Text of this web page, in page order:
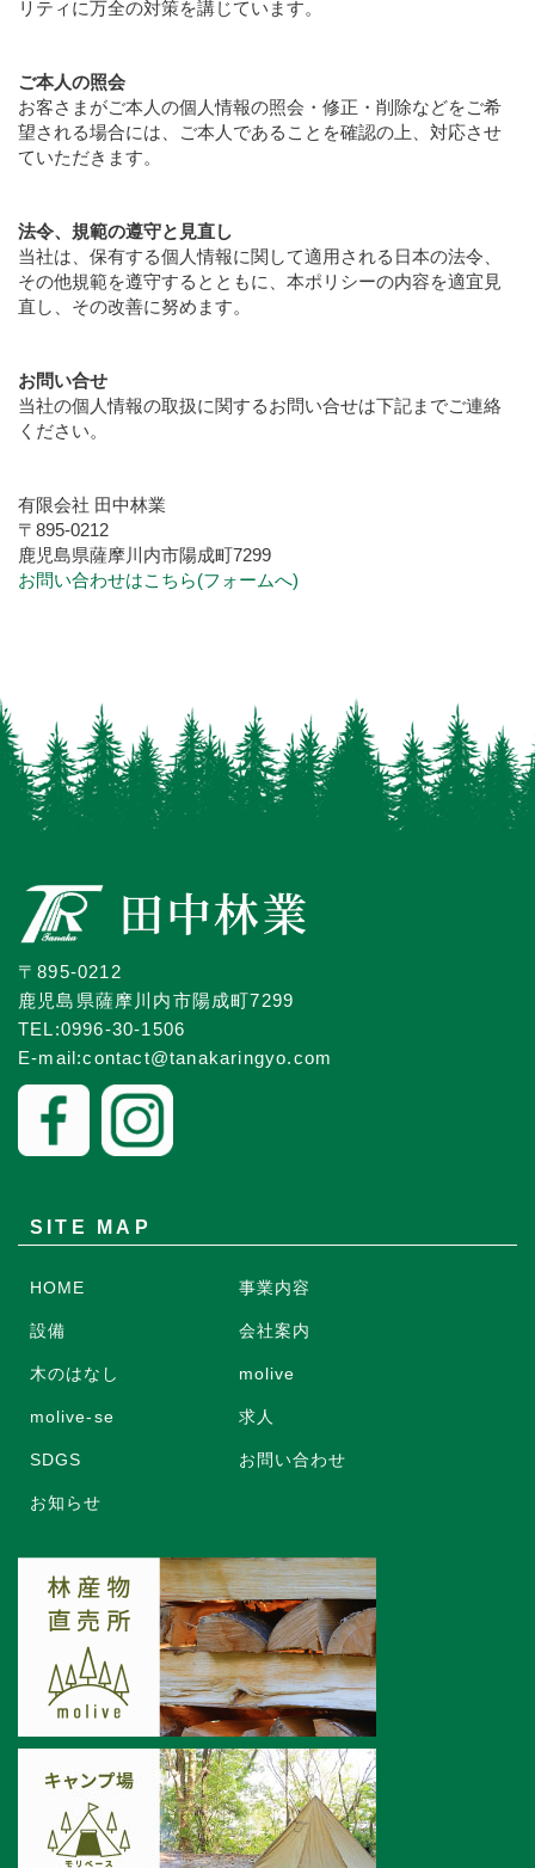
リティに万全の対策を講じています。
ご本人の照会
お客さまがご本人の個人情報の照会・修正・削除などをご希
望される場合には、ご本人であることを確認の上、対応させ
ていただきます。
法令、規範の遵守と見直し
当社は、保有する個人情報に関して適用される日本の法令、
その他規範を遵守するとともに、本ポリシーの内容を適宜見
直し、その改善に努めます。
お問い合せ
当社の個人情報の取扱に関するお問い合せは下記までご連絡
ください。
有限会社 田中林業
〒895-0212
鹿児島県薩摩川内市陽成町7299
お問い合わせはこちら(フォームへ)
〒895-0212
鹿児島県薩摩川内市陽成町7299
TEL:0996-30-1506
E-mail:contact@tanakaringyo.com
SITE MAP
HOME 事業内容
設備 会社案内
木のはなし molive
molive-se 求人
SDGS お問い合わせ
お知らせ